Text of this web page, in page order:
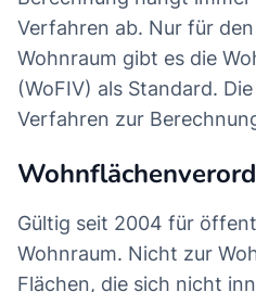
Verfahren ab. Nur für
Wohnraum gibt es die
(WoFIV) als Standard.
Verfahren zur
Gültig seit 2004 für
Wohnraum. Nicht zur
Flächen, die sich nicht